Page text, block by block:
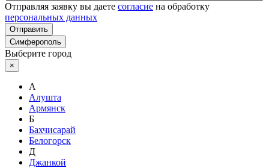
Отправляя заявку вы даете согласие на обработку
персональных данных
Отправить
Симферополь
Выберите город
×
А
Алушта
Армянск
Б
Бахчисарай
Белогорск
Д
Джанкой